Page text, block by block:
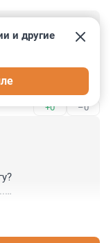
небольшие!
выдал, какой
+0 –0
и другие